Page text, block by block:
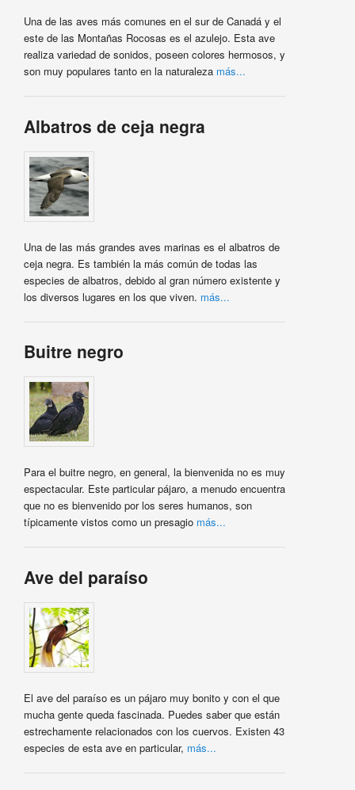
Una de las aves más comunes en el sur de Canadá y el
este de las Montañas Rocosas es el azulejo. Esta ave
realiza variedad de sonidos, poseen colores hermosos, y
son muy populares tanto en la naturaleza más...
Albatros de ceja negra
Una de las más grandes aves marinas es el albatros de
ceja negra. Es también la más común de todas las
especies de albatros, debido al gran número existente y
los diversos lugares en los que viven. más...
Buitre negro
Para el buitre negro, en general, la bienvenida no es muy
espectacular. Este particular pájaro, a menudo encuentra
que no es bienvenido por los seres humanos, son
típicamente vistos como un presagio más...
Ave del paraíso
El ave del paraíso es un pájaro muy bonito y con el que
mucha gente queda fascinada. Puedes saber que están
estrechamente relacionados con los cuervos. Existen 43
especies de esta ave en particular, más...